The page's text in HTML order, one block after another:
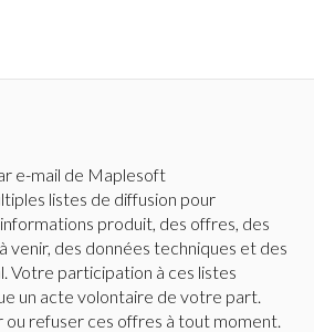
e-mail de Maplesoft
listes de diffusion pour
produit, des offres, des
venir, des données techniques et des
Votre participation à ces listes
un acte volontaire de votre part.
ou refuser ces offres à tout moment.